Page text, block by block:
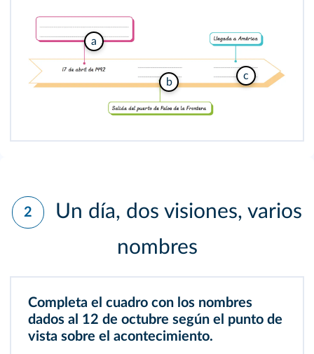
a
b
c
2
Un día, dos visiones, varios
nombres
Completa el cuadro con los nombres
dados al 12 de octubre según el punto de
vista sobre el acontecimiento.